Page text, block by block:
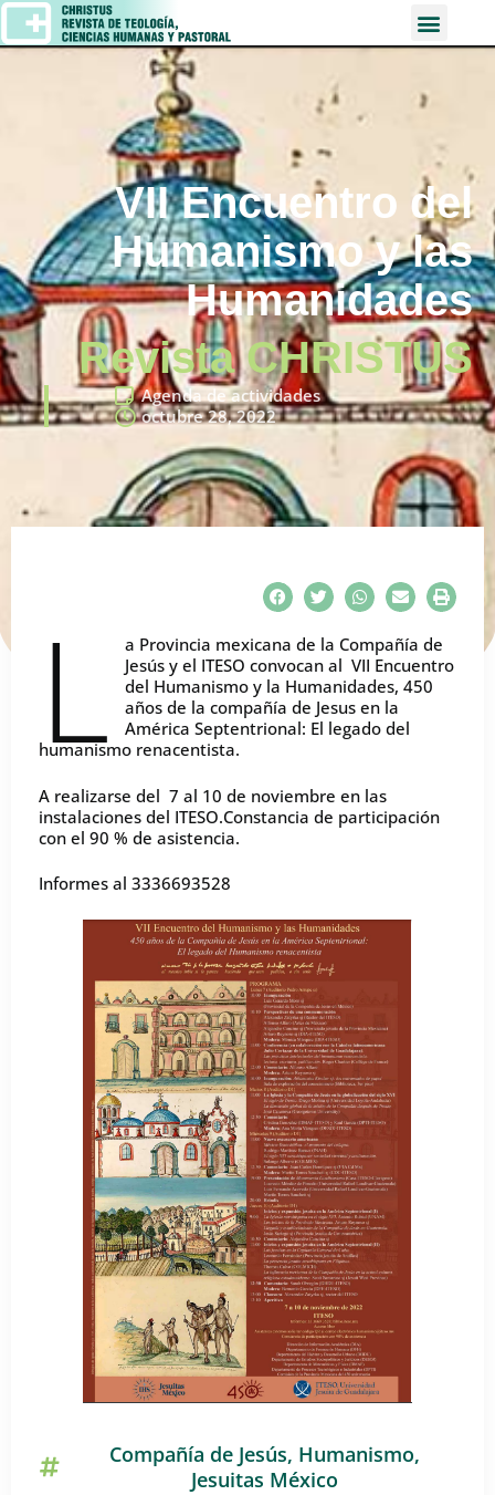
VII Encuentro del
Humanismo y las
Humanidades
Revista CHRISTUS
Agenda de actividades
octubre 28, 2022
L
a Provincia mexicana de la Compañía de
Jesús y el ITESO convocan al VII Encuentro
del Humanismo y la Humanidades, 450
años de la compañía de Jesus en la
América Septentrional: El legado del
humanismo renacentista.
A realizarse del 7 al 10 de noviembre en las
instalaciones del ITESO.Constancia de participación
con el 90 % de asistencia.
Informes al 3336693528
Compañía de Jesús, Humanismo,
Jesuitas México